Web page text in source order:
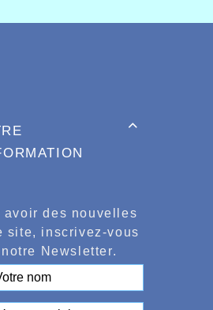

avoir des nouvelles
site, inscrivez-vous
Newsletter.